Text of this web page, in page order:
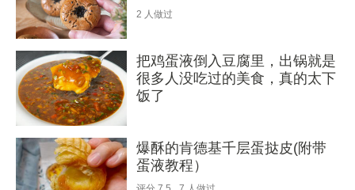
2 人做过
把鸡蛋液倒入豆腐里，出锅就是
很多人没吃过的美食，真的太下
饭了
爆酥的肯德基千层蛋挞皮(附带
蛋液教程）